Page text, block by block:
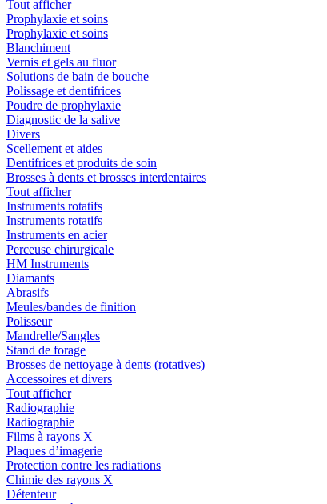
Tout afficher
Prophylaxie et soins
Prophylaxie et soins
Blanchiment
Vernis et gels au fluor
Solutions de bain de bouche
Polissage et dentifrices
Poudre de prophylaxie
Diagnostic de la salive
Divers
Scellement et aides
Dentifrices et produits de soin
Brosses à dents et brosses interdentaires
Tout afficher
Instruments rotatifs
Instruments rotatifs
Instruments en acier
Perceuse chirurgicale
HM Instruments
Diamants
Abrasifs
Meules/bandes de finition
Polisseur
Mandrelle/Sangles
Stand de forage
Brosses de nettoyage à dents (rotatives)
Accessoires et divers
Tout afficher
Radiographie
Radiographie
Films à rayons X
Plaques d’imagerie
Protection contre les radiations
Chimie des rayons X
Détenteur